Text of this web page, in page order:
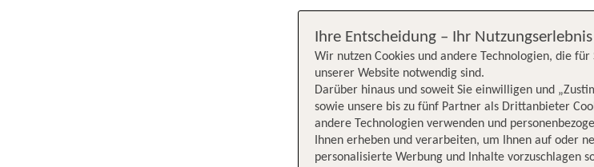
Ihre Entscheidung – Ihr
Wir nutzen Cookies und andere Technologien, die für
unserer Website notwendig sind.
Darüber hinaus und soweit Sie einwilligen und
sowie unsere bis zu fünf Partner als Drittanbieter
andere Technologien verwenden und
Ihnen erheben und verarbeiten, um Ihnen auf oder
personalisierte Werbung und Inhalte vorzuschlagen